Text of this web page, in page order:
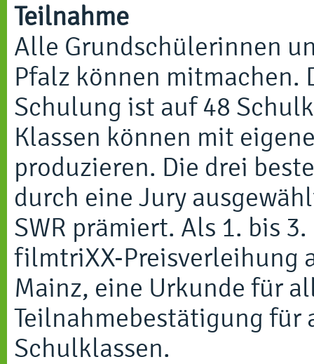
Teilnahme
Alle Grundschülerinnen
Pfalz können
Schulung ist auf 48
Klassen können mit
produzieren. Die drei
durch eine Jury
SWR prämiert. Als 1. bis
filmtriXX-Preisverleihung
Mainz, eine Urkunde für
Teilnahmebestätigung
Schulklassen.